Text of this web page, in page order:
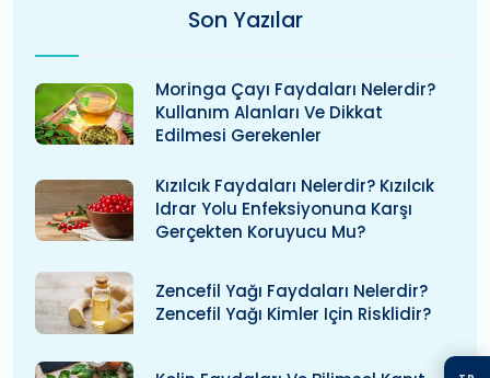
Son Yazılar
Moringa Çayı Faydaları Nelerdir?
Kullanım Alanları Ve Dikkat
Edilmesi Gerekenler
Kızılcık Faydaları Nelerdir? Kızılcık
Idrar Yolu Enfeksiyonuna Karşı
Gerçekten Koruyucu Mu?
Zencefil Yağı Faydaları Nelerdir?
Zencefil Yağı Kimler Için Risklidir?